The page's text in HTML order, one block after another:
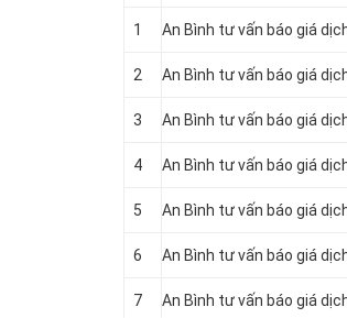
1 An Bình tư vấn báo giá
2 An Bình tư vấn báo giá
3 An Bình tư vấn báo giá
4 An Bình tư vấn báo giá
5 An Bình tư vấn báo giá
6 An Bình tư vấn báo giá
7 An Bình tư vấn báo giá